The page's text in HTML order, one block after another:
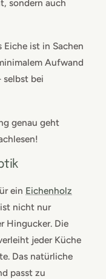
sondern auch
Eiche ist in Sachen
Aufwand
selbst bei
genau geht
ein Eichenholz
nicht nur
Hingucker. Die
jeder Küche
Das natürliche
passt zu